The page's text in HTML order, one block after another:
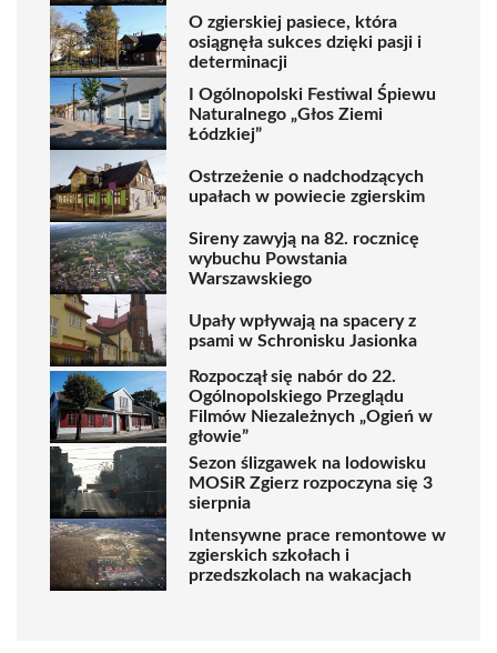
O zgierskiej pasiece, która
osiągnęła sukces dzięki pasji i
determinacji
I Ogólnopolski Festiwal Śpiewu
Naturalnego „Głos Ziemi
Łódzkiej”
Ostrzeżenie o nadchodzących
upałach w powiecie zgierskim
Sireny zawyją na 82. rocznicę
wybuchu Powstania
Warszawskiego
Upały wpływają na spacery z
psami w Schronisku Jasionka
Rozpoczął się nabór do 22.
Ogólnopolskiego Przeglądu
Filmów Niezależnych „Ogień w
głowie”
Sezon ślizgawek na lodowisku
MOSiR Zgierz rozpoczyna się 3
sierpnia
Intensywne prace remontowe w
zgierskich szkołach i
przedszkolach na wakacjach